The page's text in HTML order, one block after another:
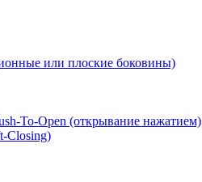
или плоские боковины)
To-Open (открывание нажатием)
Closing)